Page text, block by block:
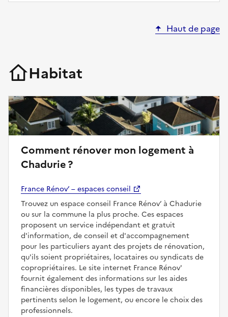
Haut de page
Habitat
Comment rénover mon logement à
Chadurie ?
France Rénov’ – espaces conseil
Trouvez un espace conseil France Rénov’ à Chadurie
ou sur la commune la plus proche. Ces espaces
proposent un service indépendant et gratuit
d'information, de conseil et d'accompagnement
pour les particuliers ayant des projets de rénovation,
qu'ils soient propriétaires, locataires ou syndicats de
copropriétaires. Le site internet France Rénov'
fournit également des informations sur les aides
financières disponibles, les types de travaux
pertinents selon le logement, ou encore le choix des
professionnels.